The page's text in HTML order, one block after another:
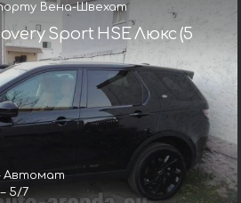
Вена-Швехат
Sport HSE Люкс (5
Автомат
5/7